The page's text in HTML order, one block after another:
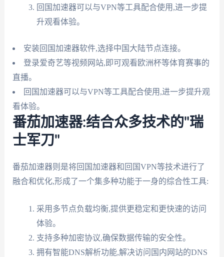
回国加速器可以与VPN等工具配合使用,进一步提
升观看体验。
安装回国加速器软件,选择中国大陆节点连接。
登录爱奇艺等视频网站,即可观看欧洲杯等体育赛事的
直播。
回国加速器可以与VPN等工具配合使用,进一步提升观
看体验。
番茄加速器:结合众多技术的"瑞
士军刀"
番茄加速器则是将回国加速器和回国VPN等技术进行了
融合和优化,形成了一个集多种功能于一身的综合性工具:
采用多节点负载均衡,提供更稳定和更快速的访问
体验。
支持多种加密协议,确保数据传输的安全性。
拥有智能DNS解析功能,解决访问国内网站的DNS